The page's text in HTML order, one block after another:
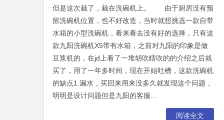
但是这次栽了，栽在洗碗机上。 由于厨房没有预
留洗碗机位置，也不好改造，当时就想挑选一款自带
水箱的小型洗碗机，看来看去没有好的选择，只有这
款九阳洗碗机X5带有水箱，之前对九阳的印象是做
豆浆机的，在jd上看了一堆胡吹瞎吹的的介绍之后就
买了，用了一年多时间，现在开始吐槽，这款洗碗机
的缺点1.漏水，买回来用来没多久就发现这个问题，
明明是设计问题但是九阳的客服...
阅读全文